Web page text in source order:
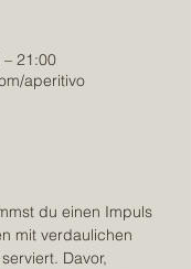
21:00
aperitivo
du einen Impuls
mit verdaulichen
Davor,